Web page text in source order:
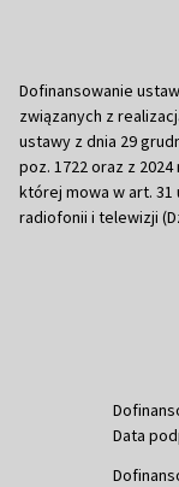
Dofinansowanie
związanych z
ustawy z dnia 29
poz. 1722 oraz z
której mowa w art. 31
radiofonii i telewizji
Data